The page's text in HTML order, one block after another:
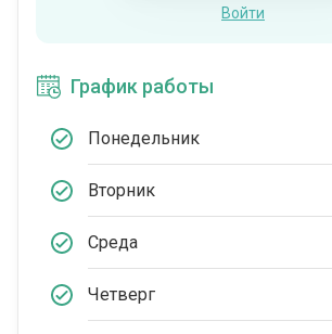
Войти
График работы
Понедельник
Вторник
Среда
Четверг